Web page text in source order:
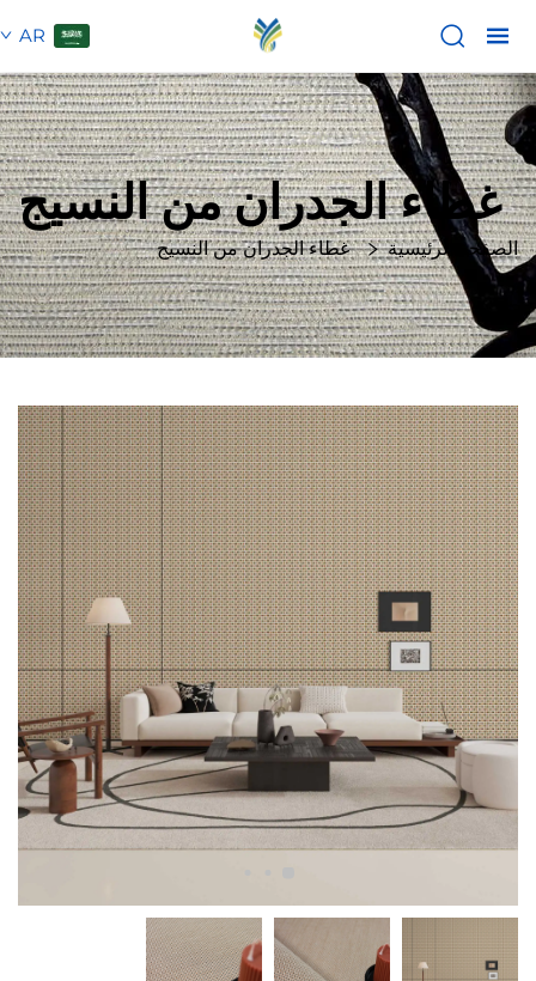
AR
غطاء الجدران من النسيج
الصفحة الرئيسية غطاء الجدران من النسيج